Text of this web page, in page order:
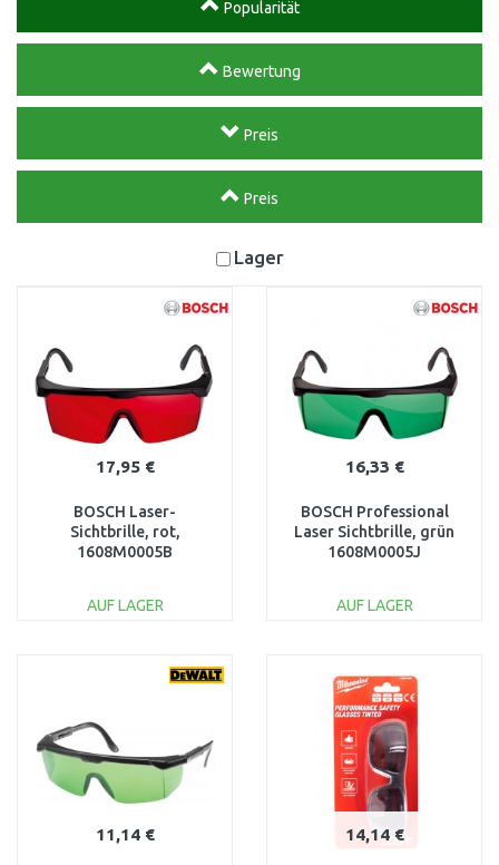
Popularität
Bewertung
Preis
Preis
Lager
17,95 €
BOSCH Laser-
Sichtbrille, rot,
1608M0005B
AUF LAGER
16,33 €
BOSCH Professional
Laser Sichtbrille, grün
1608M0005J
AUF LAGER
Vergleichen
11,14 € 14,14 €